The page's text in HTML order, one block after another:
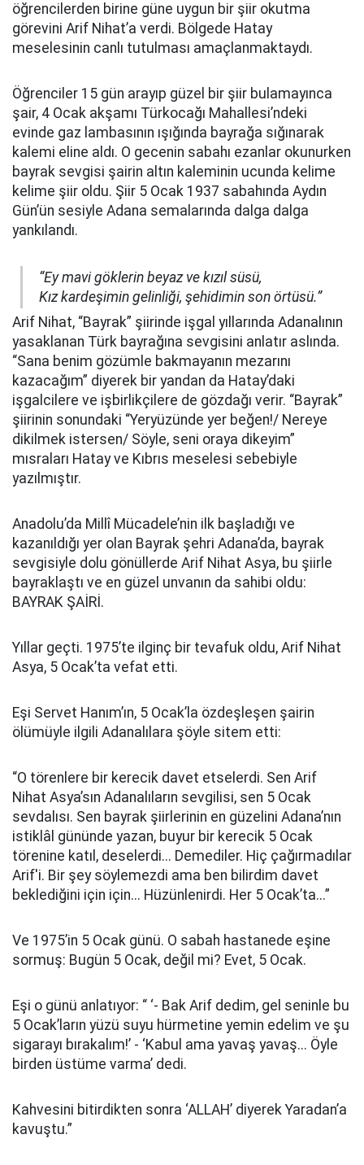
öğrencilerden birine güne uygun bir şiir okutma
görevini Arif Nihat’a verdi. Bölgede Hatay
meselesinin canlı tutulması amaçlanmaktaydı.
Öğrenciler 15 gün arayıp güzel bir şiir bulamayınca
şair, 4 Ocak akşamı Türkocağı Mahallesi’ndeki
evinde gaz lambasının ışığında bayrağa sığınarak
kalemi eline aldı. O gecenin sabahı ezanlar okunurken
bayrak sevgisi şairin altın kaleminin ucunda kelime
kelime şiir oldu. Şiir 5 Ocak 1937 sabahında Aydın
Gün’ün sesiyle Adana semalarında dalga dalga
yankılandı.
“Ey mavi göklerin beyaz ve kızıl süsü,
Kız kardeşimin gelinliği, şehidimin son örtüsü.”
Arif Nihat, “Bayrak” şiirinde işgal yıllarında Adanalının
yasaklanan Türk bayrağına sevgisini anlatır aslında.
“Sana benim gözümle bakmayanın mezarını
kazacağım” diyerek bir yandan da Hatay’daki
işgalcilere ve işbirlikçilere de gözdağı verir. “Bayrak”
şiirinin sonundaki “Yeryüzünde yer beğen!/ Nereye
dikilmek istersen/ Söyle, seni oraya dikeyim”
mısraları Hatay ve Kıbrıs meselesi sebebiyle
yazılmıştır.
Anadolu’da Millî Mücadele’nin ilk başladığı ve
kazanıldığı yer olan Bayrak şehri Adana’da, bayrak
sevgisiyle dolu gönüllerde Arif Nihat Asya, bu şiirle
bayraklaştı ve en güzel unvanın da sahibi oldu:
BAYRAK ŞAİRİ.
Yıllar geçti. 1975’te ilginç bir tevafuk oldu, Arif Nihat
Asya, 5 Ocak’ta vefat etti.
Eşi Servet Hanım’ın, 5 Ocak’la özdeşleşen şairin
ölümüyle ilgili Adanalılara şöyle sitem etti:
“O törenlere bir kerecik davet etselerdi. Sen Arif
Nihat Asya’sın Adanalıların sevgilisi, sen 5 Ocak
sevdalısı. Sen bayrak şiirlerinin en güzelini Adana’nın
istiklâl gününde yazan, buyur bir kerecik 5 Ocak
törenine katıl, deselerdi... Demediler. Hiç çağırmadılar
Arif'i. Bir şey söylemezdi ama ben bilirdim davet
beklediğini için için... Hüzünlenirdi. Her 5 Ocak’ta...”
Ve 1975’in 5 Ocak günü. O sabah hastanede eşine
sormuş: Bugün 5 Ocak, değil mi? Evet, 5 Ocak.
Eşi o günü anlatıyor: “ ‘- Bak Arif dedim, gel seninle bu
5 Ocak’ların yüzü suyu hürmetine yemin edelim ve şu
sigarayı bırakalım!’ - ‘Kabul ama yavaş yavaş... Öyle
birden üstüme varma’ dedi.
Kahvesini bitirdikten sonra ‘ALLAH’ diyerek Yaradan’a
kavuştu.”